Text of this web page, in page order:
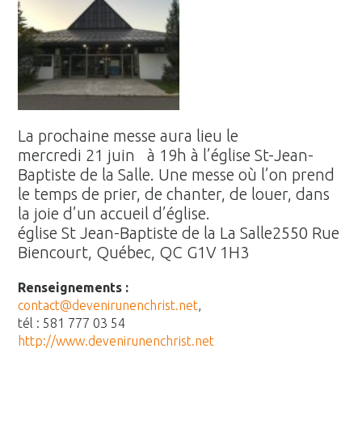
La prochaine messe aura lieu le
mercredi 21 juin à 19h à l’église St-Jean-
Baptiste de la Salle. Une messe où l’on prend
le temps de prier, de chanter, de louer, dans
la joie d’un accueil d’église.
église St Jean-Baptiste de la La Salle2550 Rue
Biencourt, Québec, QC G1V 1H3
Renseignements :
contact@devenirunenchrist.net,
tél : 581 777 03 54
http://www.devenirunenchrist.net